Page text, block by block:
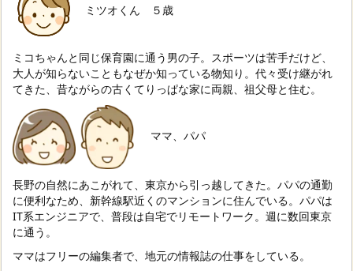
ミツオくん ５歳
ミコちゃんと同じ保育園に通う男の子。スポーツは苦手だけど、
大人が知らないこともなぜか知っている物知り。代々受け継がれ
てきた、昔ながらの古くてりっぱな家に両親、祖父母と住む。
ママ、パパ
長野の自然にあこがれて、東京から引っ越してきた。パパの通勤
に便利なため、新幹線駅近くのマンションに住んでいる。パパは
IT系エンジニアで、普段は自宅でリモートワーク。週に数回東京
に通う。
ママはフリーの編集者で、地元の情報誌の仕事をしている。